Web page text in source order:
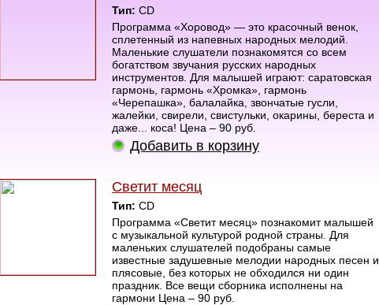
Тип: CD
Программа «Хоровод» — это красочный венок,
сплетенный из напевных народных мелодий.
Маленькие слушатели познакомятся со всем
богатством звучания русских народных
инструментов. Для малышей играют: саратовская
гармонь, гармонь «Хромка», гармонь
«Черепашка», балалайка, звончатые гусли,
жалейки, свирели, свистульки, окарины, береста и
даже... коса! Цена – 90 руб.
Добавить в корзину
Светит месяц
Тип: CD
Программа «Светит месяц» познакомит малышей
с музыкальной культурой родной страны. Для
маленьких слушателей подобраны самые
известные задушевные мелодии народных песен и
плясовые, без которых не обходился ни один
праздник. Все вещи сборника исполнены на
гармони Цена – 90 руб.